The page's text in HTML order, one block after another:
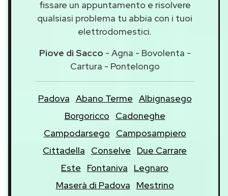
fissare un appuntamento e risolvere
qualsiasi problema tu abbia con i tuoi
elettrodomestici.
Piove di Sacco - Agna - Bovolenta -
Cartura - Pontelongo
Padova Abano Terme Albignasego
Borgoricco
Cadoneghe
Campodarsego
Camposampiero
Cittadella
Conselve
Due Carrare
Este
Fontaniva
Legnaro
Maserà di Padova
Mestrino